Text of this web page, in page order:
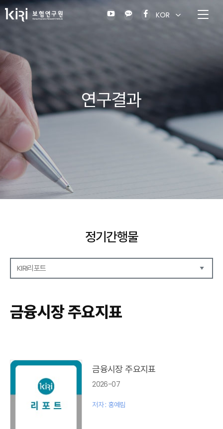
KOR
연구결과
정기간행물
KIRI리포트
보험금융연구
KIRI 리포트
글로벌 이슈
리포트 모음집(종간)
해외학술연구 분석(종간)
금융보험해설(종간)
금융시장 주요지표
금융시장 주요지표
2026-07
저자 : 홍예림